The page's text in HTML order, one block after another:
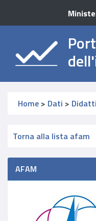
Home > Dati >
Torna alla lista afam
AFAM